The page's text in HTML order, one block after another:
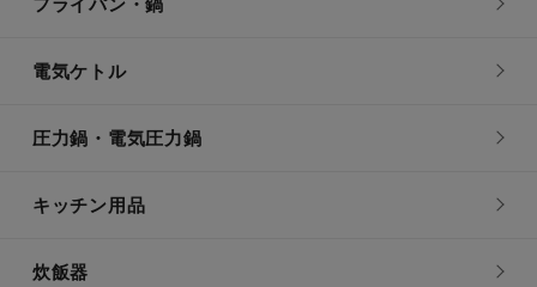
電気ケトル
圧力鍋・電気圧力鍋
キッチン用品
炊飯器